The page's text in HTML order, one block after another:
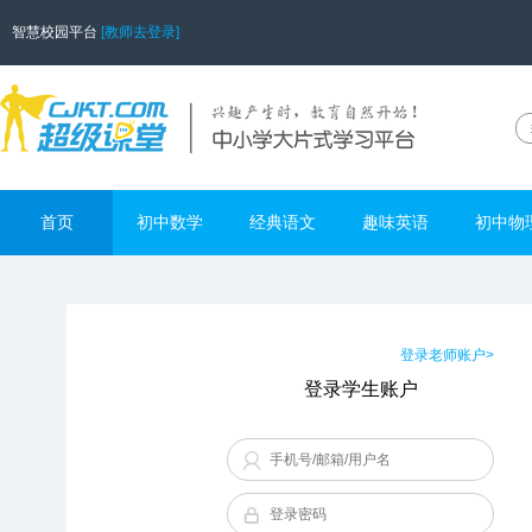
智慧校园平台 [教师去登录]
首页 初中数学 经典语文 趣味英语 初中物
登录老师账户>
登录学生账户